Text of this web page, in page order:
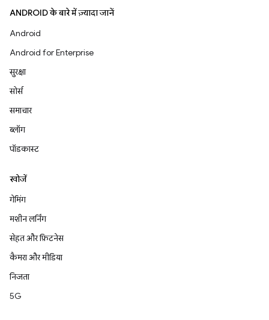
ANDROID के बारे में ज़्यादा जानें
Android
Android for Enterprise
सुरक्षा
सोर्स
समाचार
ब्लॉग
पॉडकास्ट
खोजें
गेमिंग
मशीन लर्निंग
सेहत और फ़िटनेस
कैमरा और मीडिया
निजता
5G